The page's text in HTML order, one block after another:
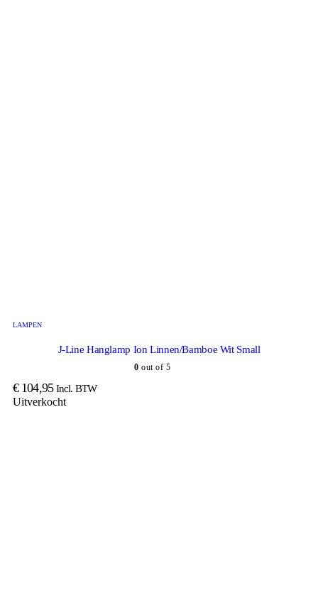
LAMPEN
J-Line Hanglamp Ion Linnen/Bamboe Wit Small
0 out of 5
€104,95 Incl. BTW
Uitverkocht